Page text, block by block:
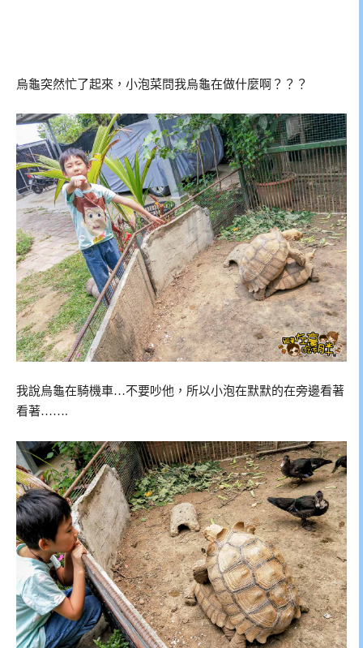
烏龜突然忙了起來，小泡菜問我烏龜在做什麼啊？？？
我說烏龜在騎機車…不要吵他，所以小泡在默默的在旁邊看著
看著…….